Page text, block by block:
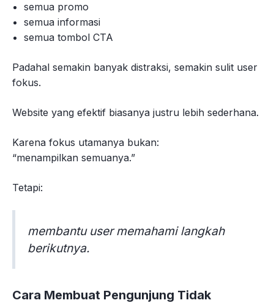
semua promo
semua informasi
semua tombol CTA
Padahal semakin banyak distraksi, semakin sulit user
fokus.
Website yang efektif biasanya justru lebih sederhana.
Karena fokus utamanya bukan:
“menampilkan semuanya.”
Tetapi:
membantu user memahami langkah
berikutnya.
Cara Membuat Pengunjung Tidak